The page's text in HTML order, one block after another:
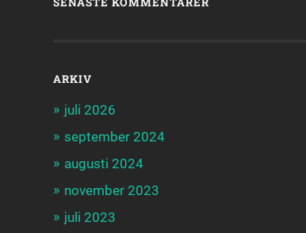
ARKIV
juli 2026
september 2024
augusti 2024
november 2023
juli 2023